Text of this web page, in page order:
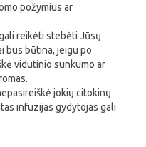
požymius ar
reikėti stebėti Jūsų
bus būtina, jeigu po
vidutinio sunkumo ar
jokių citokinų
infuzijas gydytojas gali